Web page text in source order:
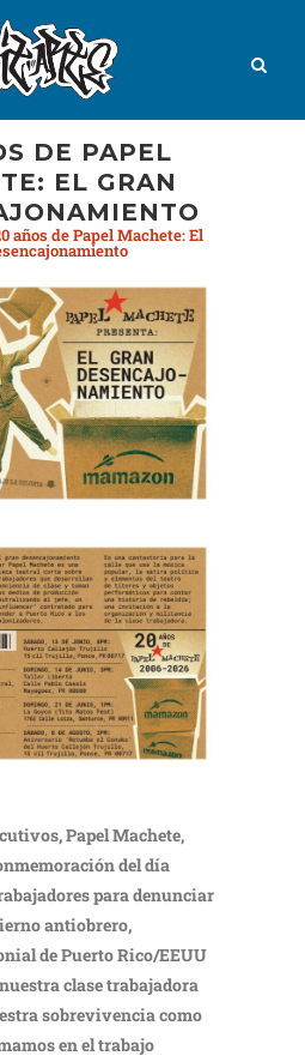
DE PAPEL
EL GRAN
años de Papel Machete: El
Papel Machete,
del día
para denunciar
antiobrero,
de Puerto Rico/EEUU
clase trabajadora
sobrevivencia como
en el trabajo